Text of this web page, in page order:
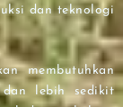
dan teknologi
membutuhkan
lebih sedikit